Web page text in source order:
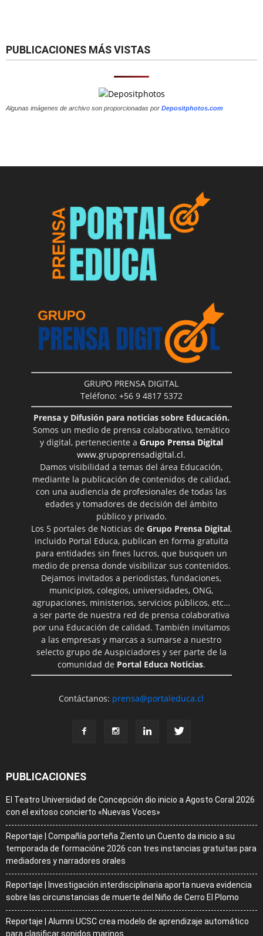
PUBLICACIONES MÁS VISTAS
Algunas imágenes de archivo son proporcionadas por Depositphotos.com
GRUPO PRENSA DIGITAL
Teléfono: +56 9 4817 5372
Prensa y Difusión para noticias sobre Educación.
Somos un medio de prensa colaborativo, temático
y digital, perteneciente a Grupo Prensa Digital
www.grupoprensadigital.cl.
Damos visibilidad a temas del área Educación,
mediante la publicación de contenidos de calidad,
con una audiencia de profesionales de todas las
edades y tomadores de decisión del ámbito
público y privado.
Los 5 portales de Noticias de Grupo Prensa Digital,
incluido Portal Educa, publican en forma gratuita
para entidades sin fines lucros, que busquen un
medio de prensa donde visibilizar sus contenidos.
Dejamos invitados a periodistas, fundaciones,
municipios, colegios, universidades, ONG,
agrupaciones, ministerios, servicios públicos, etc…
a ser parte de nuestra red de prensa colaborativa
por una Educación de calidad. También invitamos
a las empresas y marcas a sumarse a nuestro
selecto grupo de Auspiciadores y ser parte de la
comunidad de Portal Educa Noticias.
Contáctanos: prensa@portaleduca.cl
PUBLICACIONES
El Teatro Universidad de Concepción dio inicio a Agosto Coral 2026
con el exitoso concierto «Nuevas Voces»
Reportaje | Compañía porteña Ziento un Cuento da inicio a su
temporada de formacióne 2026 con tres instancias gratuitas para
mediadores y narradores orales
Reportaje | Investigación interdisciplinaria aporta nueva evidencia
sobre las circunstancias de muerte del Niño de Cerro El Plomo
Reportaje | Alumni UCSC crea modelo de aprendizaje automático
para clasificar sonidos marinos